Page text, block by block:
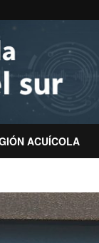
ACUÍCOLA